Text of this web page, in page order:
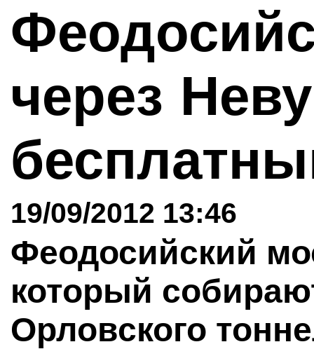
через
19/09/2012 13:46
Феодосийский
который
Орловского